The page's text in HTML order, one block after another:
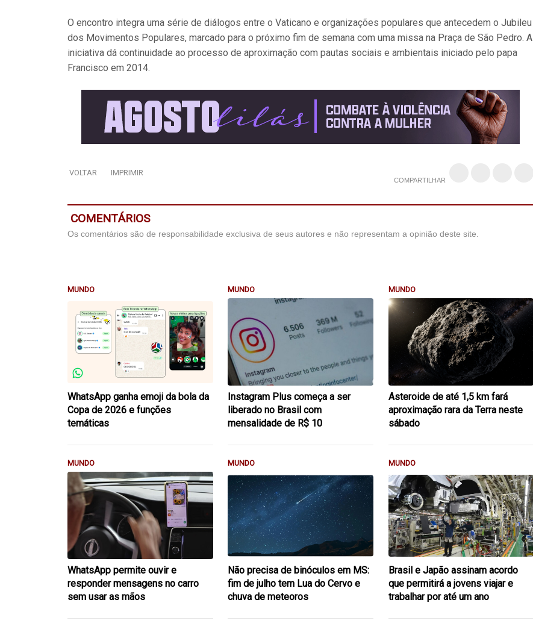
O encontro integra uma série de diálogos entre o Vaticano e organizações populares que antecedem o Jubileu
dos Movimentos Populares, marcado para o próximo fim de semana com uma missa na Praça de São Pedro. A
iniciativa dá continuidade ao processo de aproximação com pautas sociais e ambientais iniciado pelo papa
Francisco em 2014.
VOLTAR IMPRIMIR
COMPARTILHAR
COMENTÁRIOS
Os comentários são de responsabilidade exclusiva de seus autores e não representam a opinião deste site.
MUNDO
WhatsApp ganha emoji da bola da
Copa de 2026 e funções
temáticas
MUNDO
Instagram Plus começa a ser
liberado no Brasil com
mensalidade de R$ 10
MUNDO
Asteroide de até 1,5 km fará
aproximação rara da Terra neste
sábado
MUNDO
WhatsApp permite ouvir e
responder mensagens no carro
sem usar as mãos
MUNDO
Não precisa de binóculos em MS:
fim de julho tem Lua do Cervo e
chuva de meteoros
MUNDO
Brasil e Japão assinam acordo
que permitirá a jovens viajar e
trabalhar por até um ano